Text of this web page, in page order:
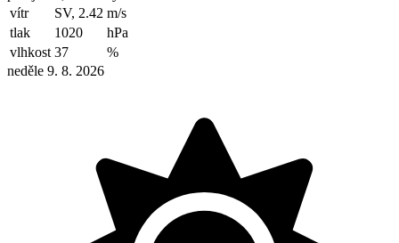
vítr
SV, 2.42 m/s
tlak
1020
hPa
vlhkost 37
%
neděle 9. 8. 2026